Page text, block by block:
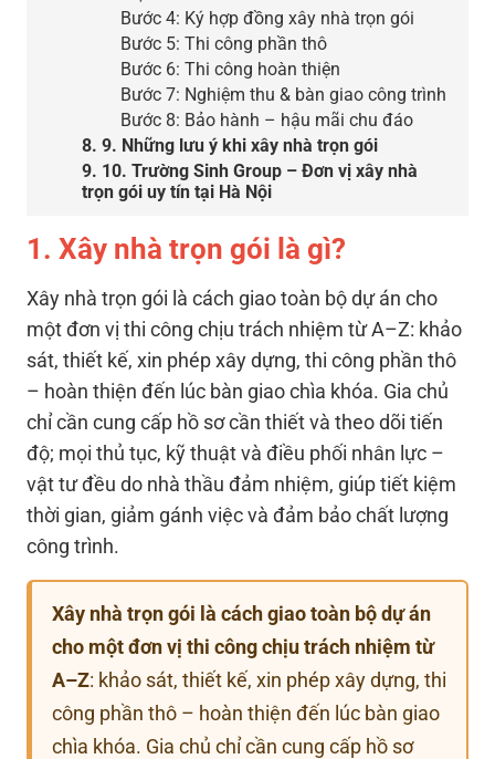
Bước 4: Ký hợp đồng xây nhà trọn gói
Bước 5: Thi công phần thô
Bước 6: Thi công hoàn thiện
Bước 7: Nghiệm thu & bàn giao công trình
Bước 8: Bảo hành – hậu mãi chu đáo
8. 9. Những lưu ý khi xây nhà trọn gói
9. 10. Trường Sinh Group – Đơn vị xây nhà
trọn gói uy tín tại Hà Nội
1. Xây nhà trọn gói là gì?
Xây nhà trọn gói là cách giao toàn bộ dự án cho
một đơn vị thi công chịu trách nhiệm từ A–Z: khảo
sát, thiết kế, xin phép xây dựng, thi công phần thô
– hoàn thiện đến lúc bàn giao chìa khóa. Gia chủ
chỉ cần cung cấp hồ sơ cần thiết và theo dõi tiến
độ; mọi thủ tục, kỹ thuật và điều phối nhân lực –
vật tư đều do nhà thầu đảm nhiệm, giúp tiết kiệm
thời gian, giảm gánh việc và đảm bảo chất lượng
công trình.
Xây nhà trọn gói là cách giao toàn bộ dự án
cho một đơn vị thi công chịu trách nhiệm từ
A–Z: khảo sát, thiết kế, xin phép xây dựng, thi
công phần thô – hoàn thiện đến lúc bàn giao
chìa khóa. Gia chủ chỉ cần cung cấp hồ sơ